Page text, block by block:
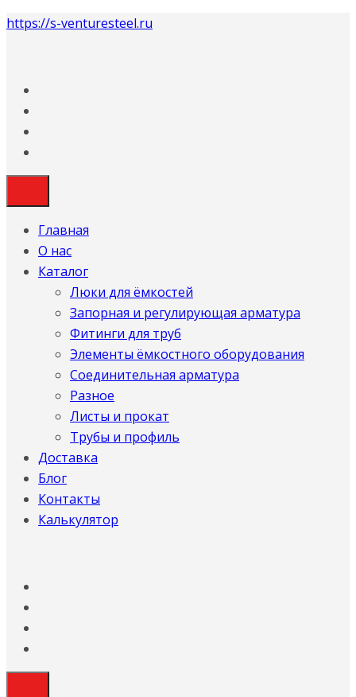
https://s-venturesteel.ru
Главная
О нас
Каталог
Люки для ёмкостей
Запорная и регулирующая арматура
Фитинги для труб
Элементы ёмкостного оборудования
Соединительная арматура
Разное
Листы и прокат
Трубы и профиль
Доставка
Блог
Контакты
Калькулятор